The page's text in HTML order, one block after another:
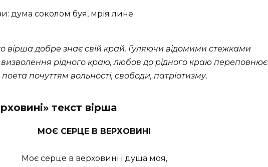
дума соколом буя, мрія лине.
вірша добре знає свій край. Гуляючи відомими стежками
визволення рідного краю, любов до рідного краю переповнює
почуттям вольності, свободи, патріотизму.
текст вірша
МОЄ СЕРЦЕ В ВЕРХОВИНІ
Моє серце в верховині і душа моя,